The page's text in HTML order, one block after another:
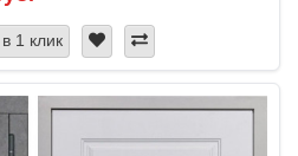
1 клик